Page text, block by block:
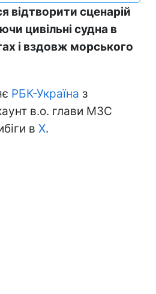
відтворити сценарій
цивільні судна в
і вздовж морського
РБК-Україна з
в.о. глави МЗС
в Х.